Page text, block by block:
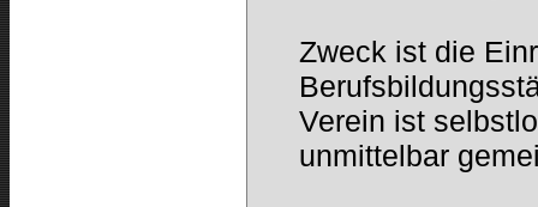
Zweck ist die
Verein ist
unmittelbar